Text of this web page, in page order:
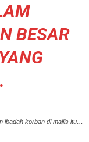
BESAR
ibadah korban di majlis itu…